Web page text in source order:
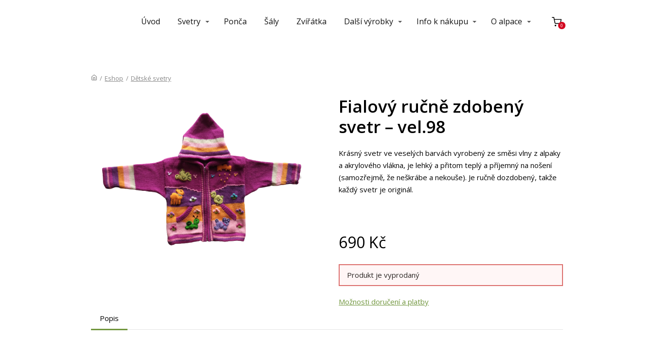
Úvod Svetry Ponča Šály Zvířátka Další výrobky Info k nákupu O alpace 0
/ Eshop / Dětské svetry
Fialový ručně zdobený
svetr – vel.98
Krásný svetr ve veselých barvách vyrobený ze směsi vlny z alpaky
a akrylového vlákna, je lehký a přitom teplý a příjemný na nošení
(samozřejmě, že neškrábe a nekouše). Je ručně dozdobený, takže
každý svetr je originál.
690 Kč
Produkt je vyprodaný
Možnosti doručení a platby
Popis